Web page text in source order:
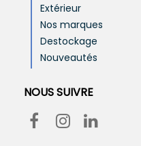
Extérieur
Nos marques
Destockage
Nouveautés
NOUS SUIVRE